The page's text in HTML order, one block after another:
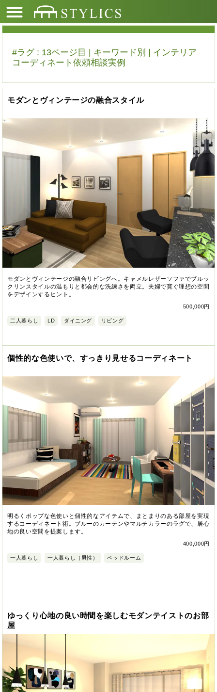
#ラグ : 13ページ目 | キーワード別 | インテリア
コーディネート依頼相談実例
モダンとヴィンテージの融合スタイル
モダンとヴィンテージの融合リビングへ。キャメルレザーソファでブルッ
クリンスタイルの温もりと都会的な洗練さを両立。夫婦で寛ぐ理想の空間
をデザインするヒント。
500,000円
二人暮らし LD ダイニング リビング
個性的な色使いで、すっきり見せるコーディネート
明るくポップな色使いと個性的なアイテムで、まとまりのある部屋を実現
するコーディネート術。ブルーのカーテンやマルチカラーのラグで、居心
地の良い空間を提案します。
400,000円
一人暮らし 一人暮らし（男性） ベッドルーム
ゆっくり心地の良い時間を楽しむモダンテイストのお部
屋